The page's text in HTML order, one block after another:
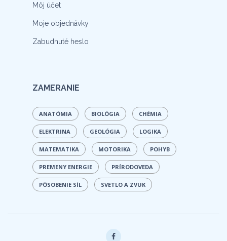
Môj účet
Moje objednávky
Zabudnuté heslo
ZAMERANIE
ANATÓMIA BIOLÓGIA CHÉMIA
ELEKTRINA GEOLÓGIA LOGIKA
MATEMATIKA MOTORIKA POHYB
PREMENY ENERGIE PRÍRODOVEDA
PÔSOBENIE SÍL SVETLO A ZVUK